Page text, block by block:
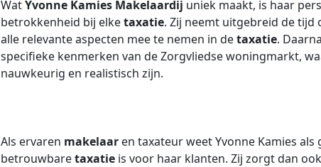
WatYvonne Kamies Makelaardij uniek maakt, is haar
betrokkenheid bij elketaxatie. Zij neemt uitgebreid de tijd
alle relevante aspecten mee te nemen in detaxatie.
specifieke kenmerken van de Zorgvliedse woningmarkt,
nauwkeurig en realistisch zijn.
Als ervaren makelaar en taxateur weet Yvonne Kamies
betrouwbaretaxatie is voor haar klanten. Zij zorgt dan